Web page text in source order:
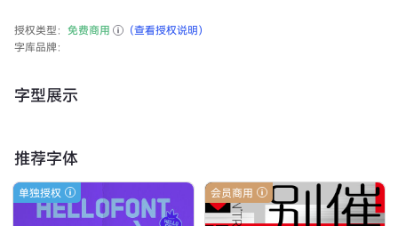
授权类型： 免费商用
（查看授权说明）
字库品牌：
字型展示
推荐字体
单独授权 会员商用